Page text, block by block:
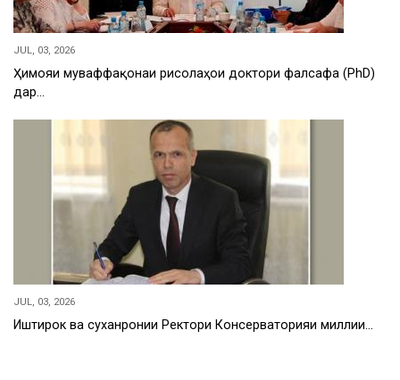
JUL, 03, 2026
Ҳимояи муваффақонаи рисолаҳои доктори фалсафа (PhD)
дар…
JUL, 03, 2026
Иштирок ва суханронии Ректори Консерваторияи миллии…